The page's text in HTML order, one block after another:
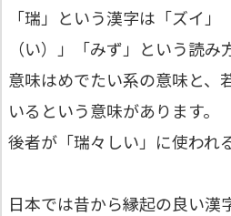
「瑞」という漢字は「ズイ
（い）」「みず」という読み
意味はめでたい系の意味と、
いるという意味があります。
後者が「瑞々しい」に使われ
日本では昔から縁起の良い漢